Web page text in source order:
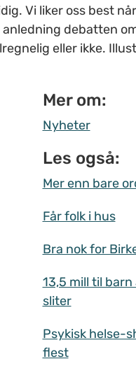
Vi liker oss best
anledning debatten
eller ikke.
Mer om:
Nyheter
Les også:
Mer enn bare
Får folk i hus
Bra nok for
13,5 mill til
sliter
Psykisk helse-
flest